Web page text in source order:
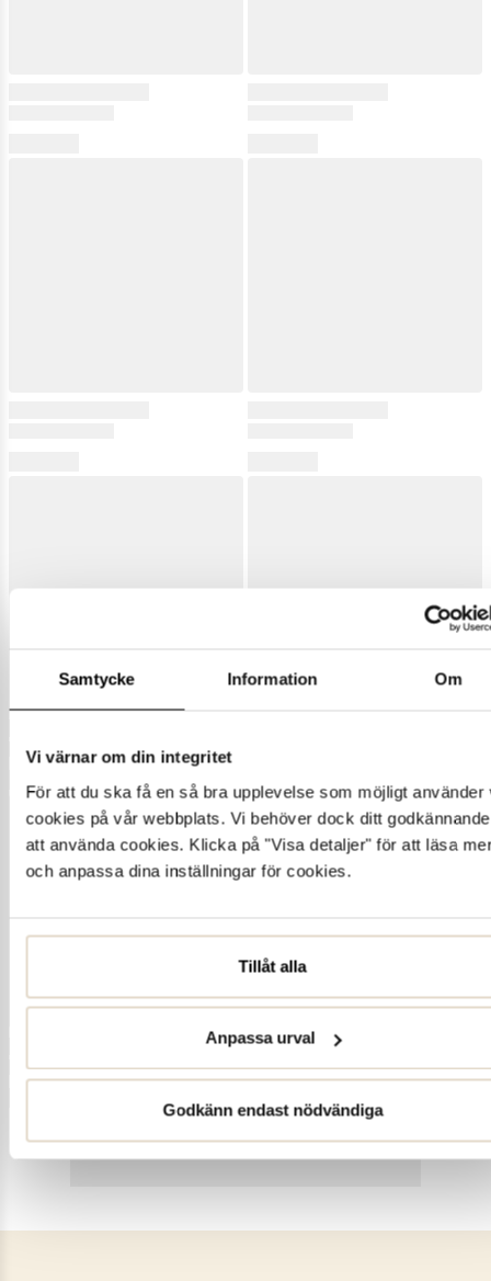
Samtycke Information Om
Vi värnar om din integritet
För att du ska få en så bra upplevelse som möjligt använder
cookies på vår webbplats. Vi behöver dock ditt
att använda cookies. Klicka på "Visa detaljer" för att läsa
och anpassa dina inställningar för cookies.
Tillåt alla
Anpassa urval
Godkänn endast nödvändiga